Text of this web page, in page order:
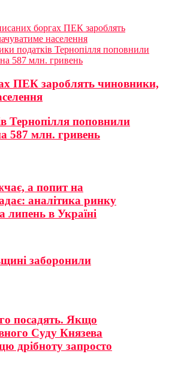
боргах ПЕК зароблять
населення
податків Тернопілля поповнили
587 млн. гривень
ПЕК зароблять чиновники,
Тернопілля поповнили
587 млн. гривень
а попит на
аналітика ринку
липень в Україні
заборонили
посадять. Якщо
Суду Князева
дрібноту запросто